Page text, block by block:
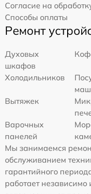
Согласие на
Способы оплаты
Ремонт
Духовых
шкафов
Холодильников
Вытяжек
Варочных
панелей
Мы занимаемся
обслуживанием
гарантийного
работает